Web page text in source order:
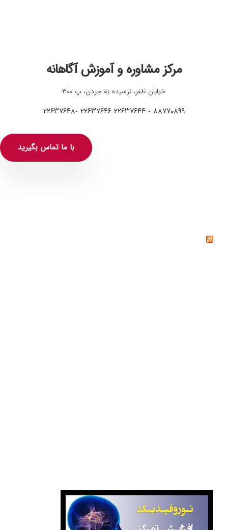
مرکز مشاوره و آموزش آگاهانه
خیابان ظفر، نرسیده به جردن، پ ۳۰۰
۸۸۷۷۰۸۹۹ - ۲۲۶۳۷۶۴۴ ۲۲۶۳۷۶۴۶ -۲۲۶۳۷۶۴۸
با ما تماس بگیرید